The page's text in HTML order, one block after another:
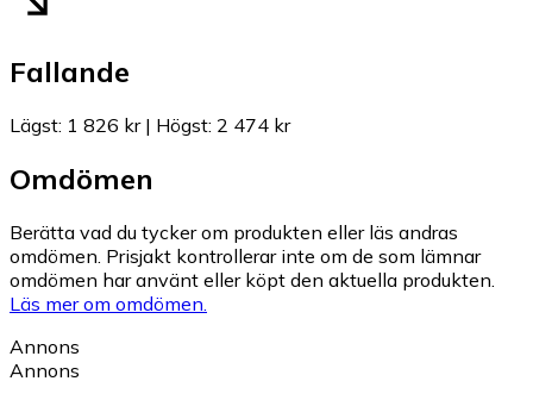
Fallande
Lägst: 1 826 kr| Högst: 2 474 kr
Omdömen
Berätta vad du tycker om produkten eller läs andras
omdömen. Prisjakt kontrollerar inte om de som lämnar
omdömen har använt eller köpt den aktuella produkten.
Läs mer om omdömen.
Annons
Annons